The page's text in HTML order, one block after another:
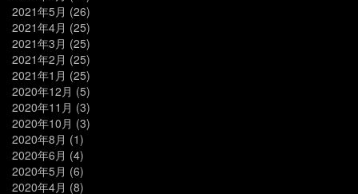
2021年5月 (26)
2021年4月 (25)
2021年3月 (25)
2021年2月 (25)
2021年1月 (25)
2020年12月 (5)
2020年11月 (3)
2020年10月 (3)
2020年8月 (1)
2020年6月 (4)
2020年5月 (6)
2020年4月 (8)